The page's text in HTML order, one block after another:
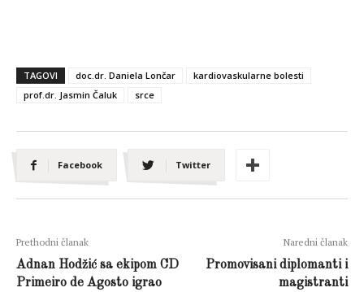
TAGOVI doc.dr. Daniela Lončar
kardiovaskularne bolesti
prof.dr. Jasmin Čaluk
srce
Facebook Twitter
Prethodni članak
Adnan Hodžić sa ekipom CD
Primeiro de Agosto igrao
Naredni članak
Promovisani diplomanti i
magistranti